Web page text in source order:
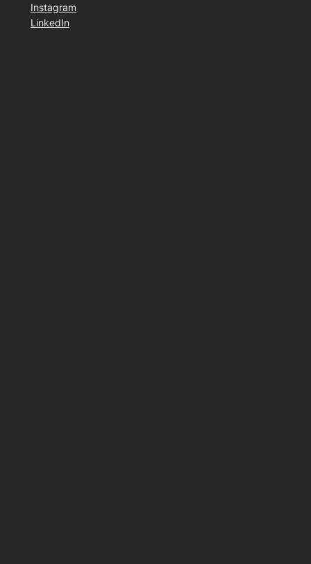
Instagram
LinkedIn